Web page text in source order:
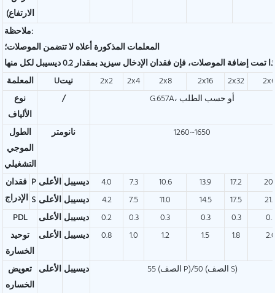
الارتفاع)
ملاحظة:
المعلمات المذكورة أعلاه لا تتضمن الموصلات؛
المعلمة Uنيت 2x2 2x4 2x8 2x16 2x32
نوع
الألياف
/ G.657A، أو حسب الطلب
الطول
الموجي
التشغيلي
نانومتر 1260~1650
فقدان
الإدراج
P الأعلى ديسيبل 4.0 7.3 10.6 13.9 17.2
S الأعلى ديسيبل 4.2 7.5 11.0 14.5 17.5
PDL
الأعلى ديسيبل 0.2 0.3 0.3 0.3 0.3
توحيد
الخسارة
الأعلى ديسيبل 0.8 1.0 1.2 1.5 1.8
تعويض
الخساره
الأعلى ديسيبل 55 (الصف P)/50 (الصف S)